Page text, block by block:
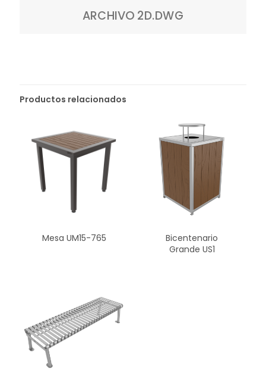
ARCHIVO 2D.DWG
Productos relacionados
Mesa UM15-765
Bicentenario
Grande US1